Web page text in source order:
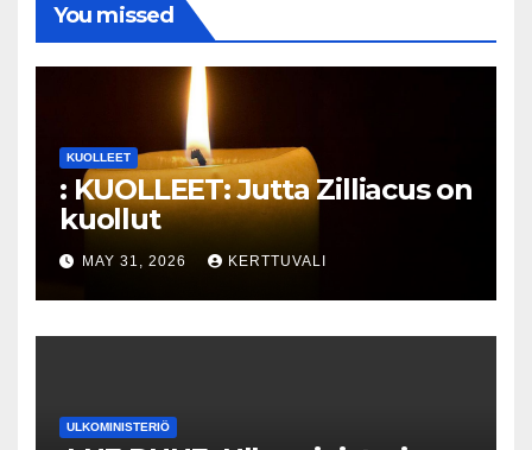
You missed
KUOLLEET
: KUOLLEET: Jutta Zilliacus on
kuollut
MAY 31, 2026 KERTTUVALI
ULKOMINISTERIÖ